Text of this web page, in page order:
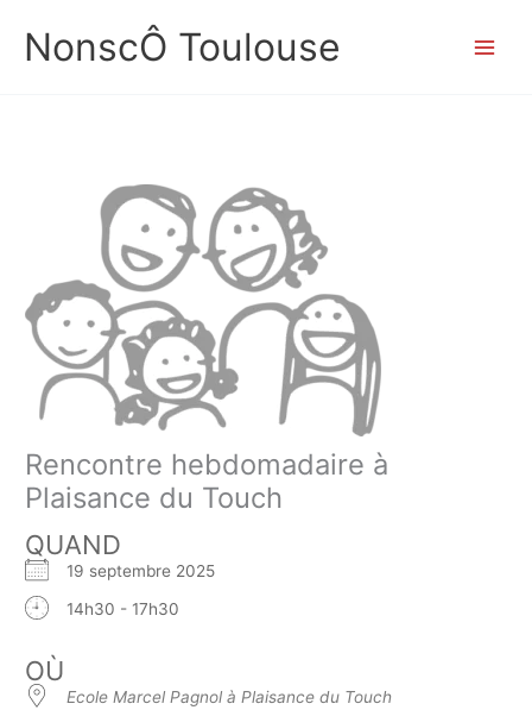
contenu
NonscÔ Toulouse
Rencontre hebdomadaire à
Plaisance du Touch
QUAND
19 septembre 2025
14h30 - 17h30
OÙ
Ecole Marcel Pagnol à Plaisance du Touch